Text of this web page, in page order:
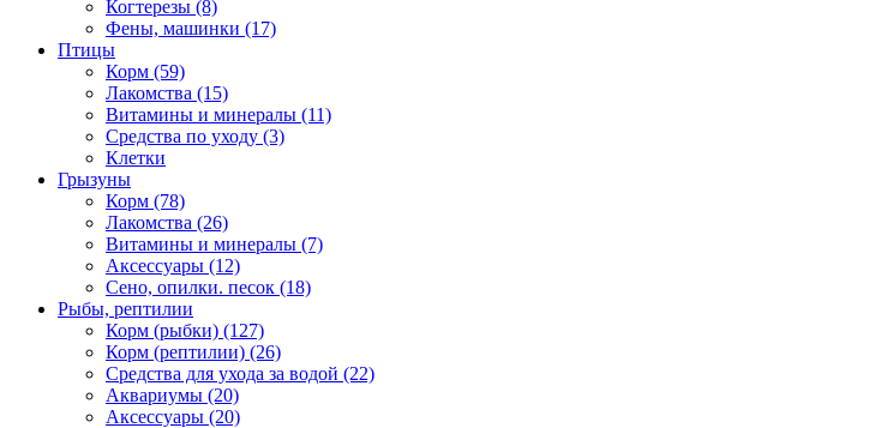
Когтерезы (8)
Фены, машинки (17)
Птицы
Корм (59)
Лакомства (15)
Витамины и минералы (11)
Средства по уходу (3)
Клетки
Грызуны
Корм (78)
Лакомства (26)
Витамины и минералы (7)
Аксессуары (12)
Сено, опилки. песок (18)
Рыбы, рептилии
Корм (рыбки) (127)
Корм (рептилии) (26)
Средства для ухода за водой (22)
Аквариумы (20)
Аксессуары (20)